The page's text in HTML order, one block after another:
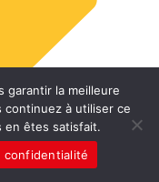
garantir la meilleure
à utiliser ce
en êtes satisfait.
confidentialité